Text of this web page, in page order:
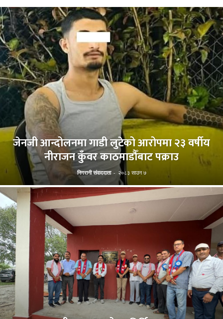
जेनजी आन्दोलनमा गाडी लुटेको आरोपमा २३ वर्षीय
नीराजन कुँवर काठमाडौँबाट पक्राउ
निगरानी संवाददाता - २०८३ साउन ७